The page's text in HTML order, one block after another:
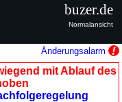
Änderungsalarm
mit Ablauf des
buzer.de
Normalansicht